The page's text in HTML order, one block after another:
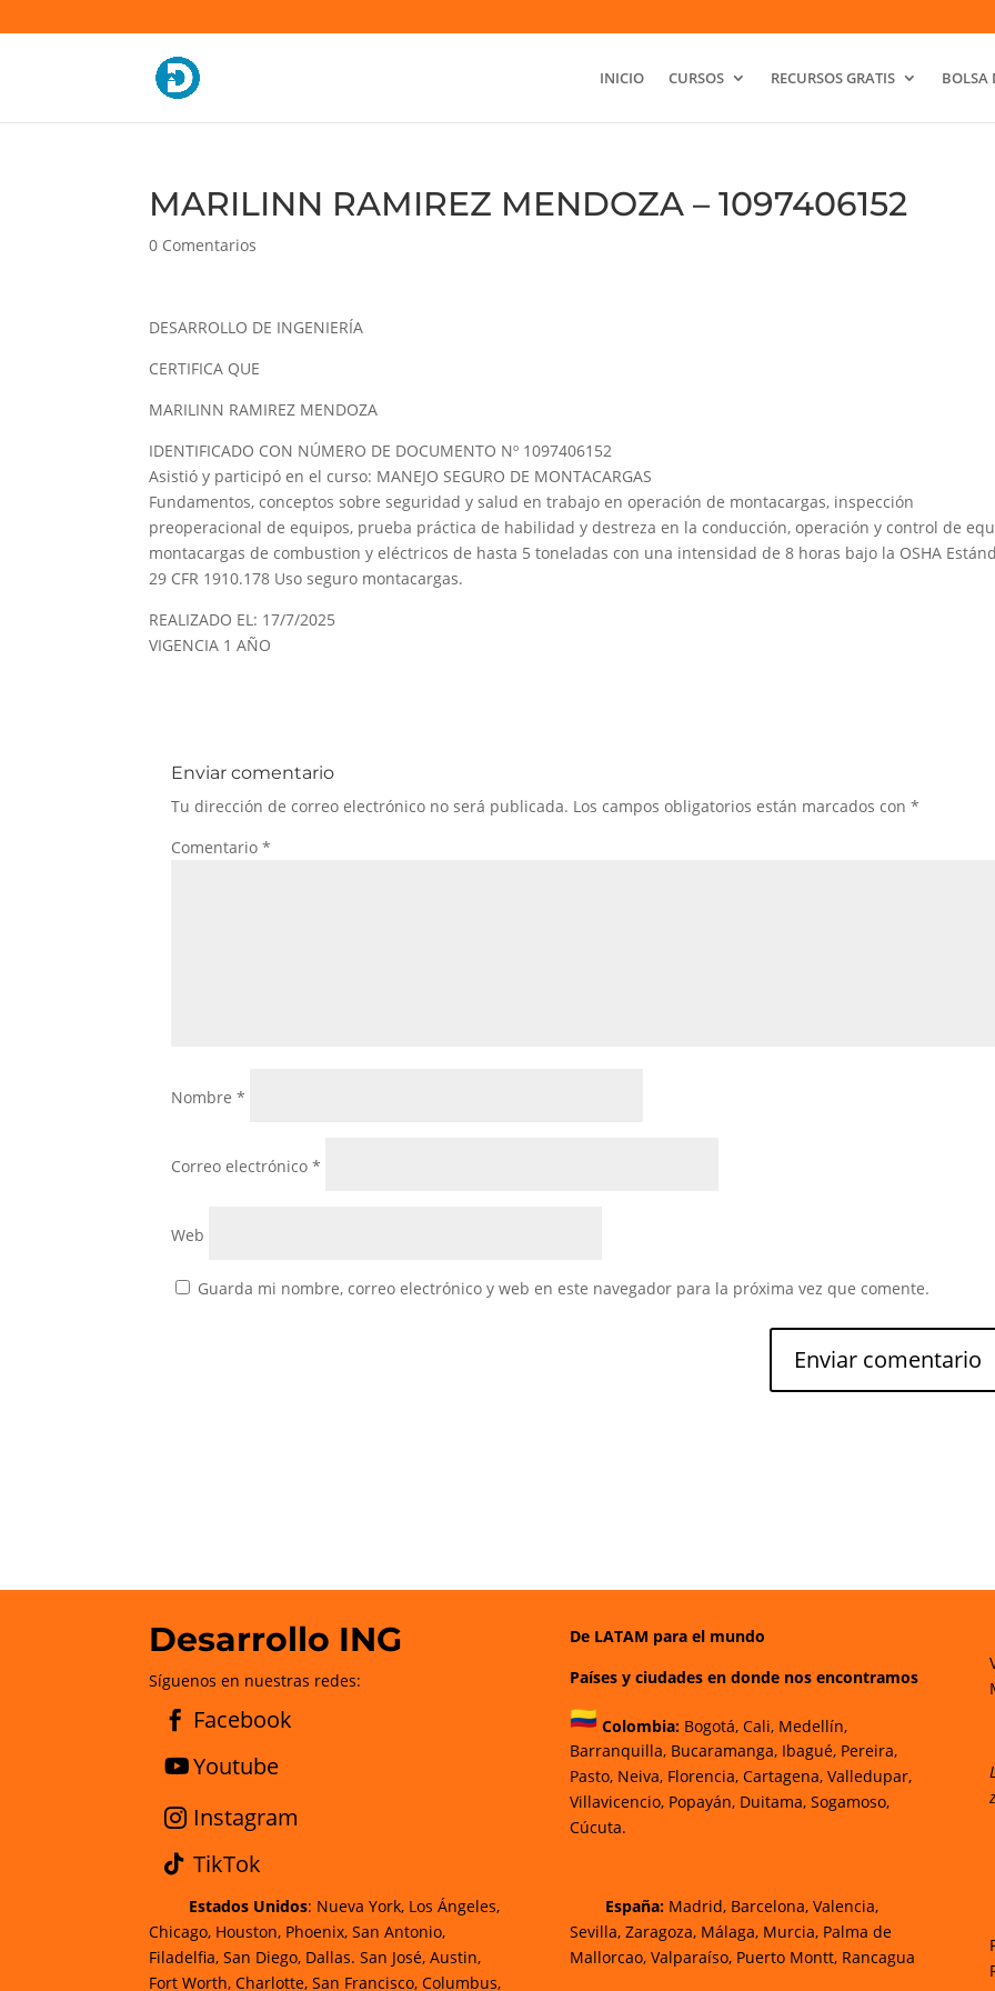
INICIO CURSOS RECURSOS GRATIS BOLSA
MARILINN RAMIREZ MENDOZA – 1097406152
0 Comentarios
DESARROLLO DE INGENIERÍA
CERTIFICA QUE
MARILINN RAMIREZ MENDOZA
IDENTIFICADO CON NÚMERO DE DOCUMENTO Nº 1097406152
Asistió y participó en el curso: MANEJO SEGURO DE MONTACARGAS
Fundamentos, conceptos sobre seguridad y salud en trabajo en operación de montacargas, inspección
preoperacional de equipos, prueba práctica de habilidad y destreza en la conducción, operación y control de
montacargas de combustion y eléctricos de hasta 5 toneladas con una intensidad de 8 horas bajo la OSHA
29 CFR 1910.178 Uso seguro montacargas.
REALIZADO EL: 17/7/2025
VIGENCIA 1 AÑO
Enviar comentario
Tu dirección de correo electrónico no será publicada. Los campos obligatorios están marcados con*
Comentario*
Nombre*
Correo electrónico*
Web
Guarda mi nombre, correo electrónico y web en este navegador para la próxima vez que comente.
Desarrollo ING
Síguenos en nuestras redes:
Facebook
Youtube
Instagram
TikTok
De LATAM para el mundo
Países y ciudades en donde nos encontramos
Colombia: Bogotá,Cali, Medellín,
Barranquilla,Bucaramanga,Ibagué,Pereira,
Pasto, Neiva, Florencia, Cartagena, Valledupar,
Villavicencio,Popayán, Duitama, Sogamoso,
Cúcuta.
Estados Unidos: Nueva York, Los Ángeles,
Chicago, Houston, Phoenix, San Antonio,
Filadelfia, San Diego, Dallas. San José, Austin,
Fort Worth, Charlotte, San Francisco, Columbus,
España: Madrid, Barcelona, Valencia,
Sevilla, Zaragoza, Málaga, Murcia, Palma de
Mallorcao, Valparaíso, Puerto Montt, Rancagua